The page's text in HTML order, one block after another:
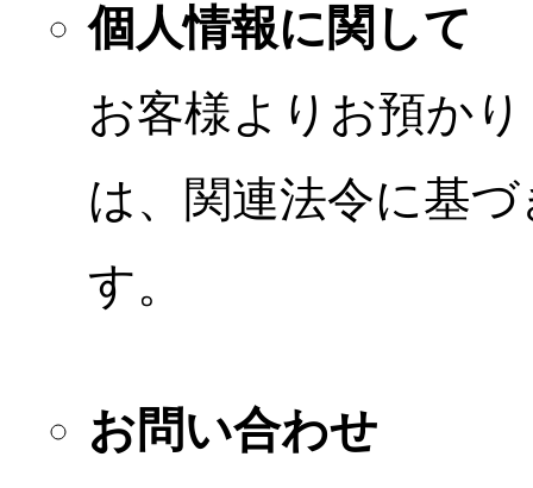
個人情報に関して
お客様よりお預か
は、関連法令に基
す。
お問い合わせ